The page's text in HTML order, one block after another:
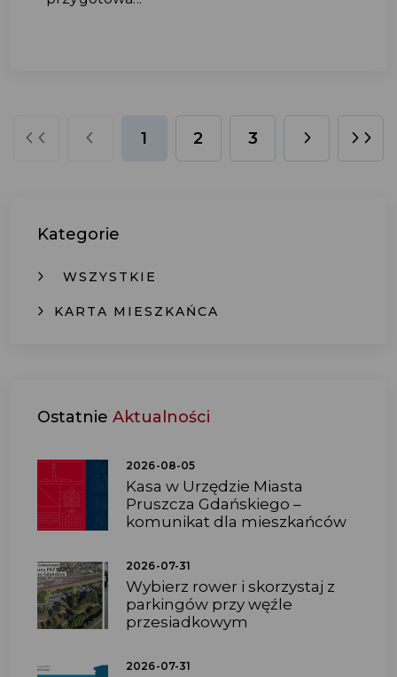
1 2 3
Kategorie
WSZYSTKIE
KARTA MIESZKAŃCA
Ostatnie Aktualności
2026-08-05
Kasa w Urzędzie Miasta
Pruszcza Gdańskiego –
komunikat dla mieszkańców
2026-07-31
Wybierz rower i skorzystaj z
parkingów przy węźle
przesiadkowym
2026-07-31